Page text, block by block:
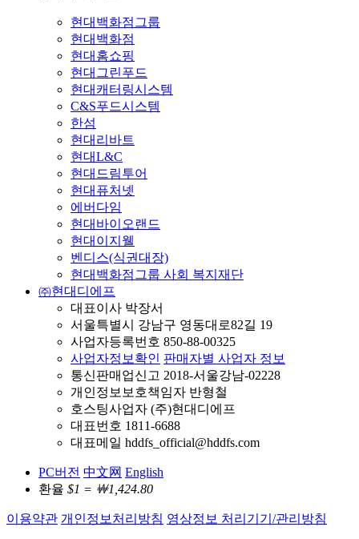
현대백화점그룹
현대백화점
현대홈쇼핑
현대그린푸드
현대캐터링시스템
C&S푸드시스템
한섬
현대리바트
현대L&C
현대드림투어
현대퓨처넷
에버다임
현대바이오랜드
현대이지웰
벤디스(식권대장)
현대백화점그룹 사회 복지재단
㈜현대디에프
대표이사 박장서
서울특별시 강남구 영동대로82길 19
사업자등록번호 850-88-00325
사업자정보확인 판매자별 사업자 정보
통신판매업신고 2018-서울강남-02228
개인정보보호책임자 반형철
호스팅사업자 (주)현대디에프
대표번호 1811-6688
대표메일 hddfs_official@hddfs.com
PC버전 中文网 English
환율 $1 = ￦1,424.80
이용약관 개인정보처리방침 영상정보 처리기기/관리방침